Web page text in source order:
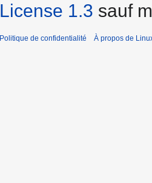
License 1.3 sauf
Politique de confidentialité À propos de